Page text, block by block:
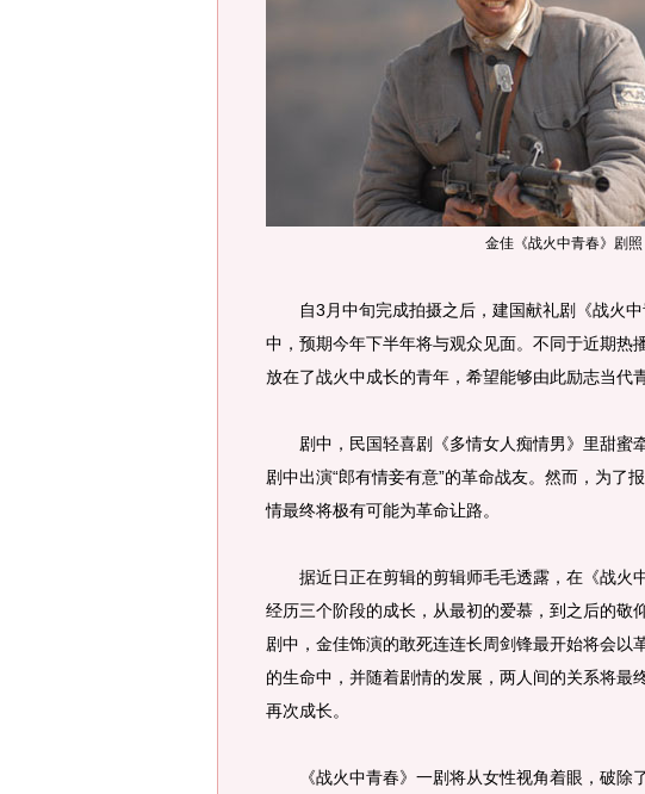
金佳《战火中青春》剧照
自3月中旬完成拍摄之后，建国献礼剧《战火中
中，预期今年下半年将与观众见面。不同于近期热
放在了战火中成长的青年，希望能够由此励志当代青
剧中，民国轻喜剧《多情女人痴情男》里甜蜜
剧中出演“郎有情妾有意”的革命战友。然而，为了
情最终将极有可能为革命让路。
据近日正在剪辑的剪辑师毛毛透露，在《战火
经历三个阶段的成长，从最初的爱慕，到之后的敬
剧中，金佳饰演的敢死连连长周剑锋最开始将会以
的生命中，并随着剧情的发展，两人间的关系将最
再次成长。
《战火中青春》一剧将从女性视角着眼，破除